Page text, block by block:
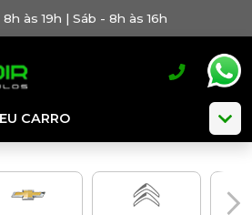
às 19h | Sáb - 8h às 16h
CARRO